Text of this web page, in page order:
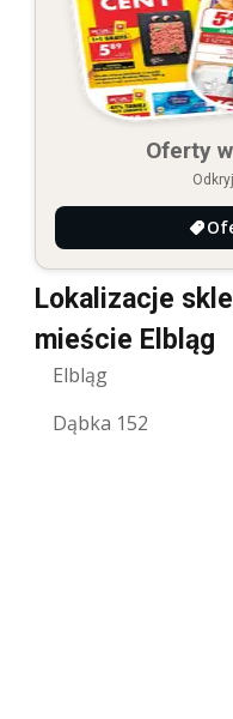
Oferty
Lokalizacje
mieście Elbląg
Elbląg
Dąbka 152